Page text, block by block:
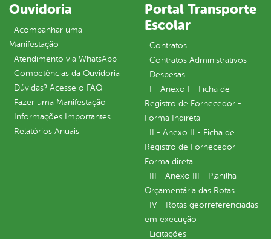
Ouvidoria
Acompanhar uma
Manifestação
Atendimento via WhatsApp
Competências da Ouvidoria
Dúvidas? Acesse o FAQ
Fazer uma Manifestação
Informações Importantes
Relatórios Anuais
Portal Transporte
Escolar
Contratos
Contratos Administrativos
Despesas
I - Anexo I - Ficha de
Registro de Fornecedor -
Forma Indireta
II - Anexo II - Ficha de
Registro de Fornecedor -
Forma direta
III - Anexo III - Planilha
Orçamentária das Rotas
IV - Rotas georreferenciadas
em execução
Licitações